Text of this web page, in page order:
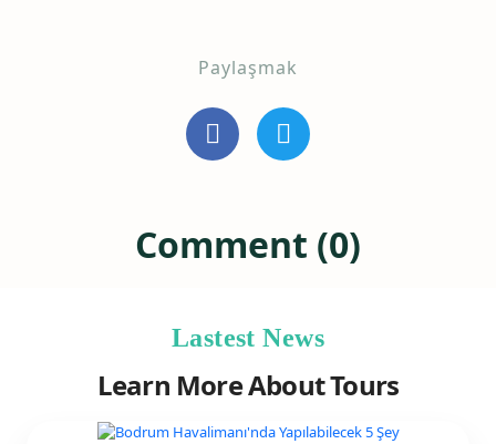
Paylaşmak
Comment (0)
Lastest News
Learn More About Tours